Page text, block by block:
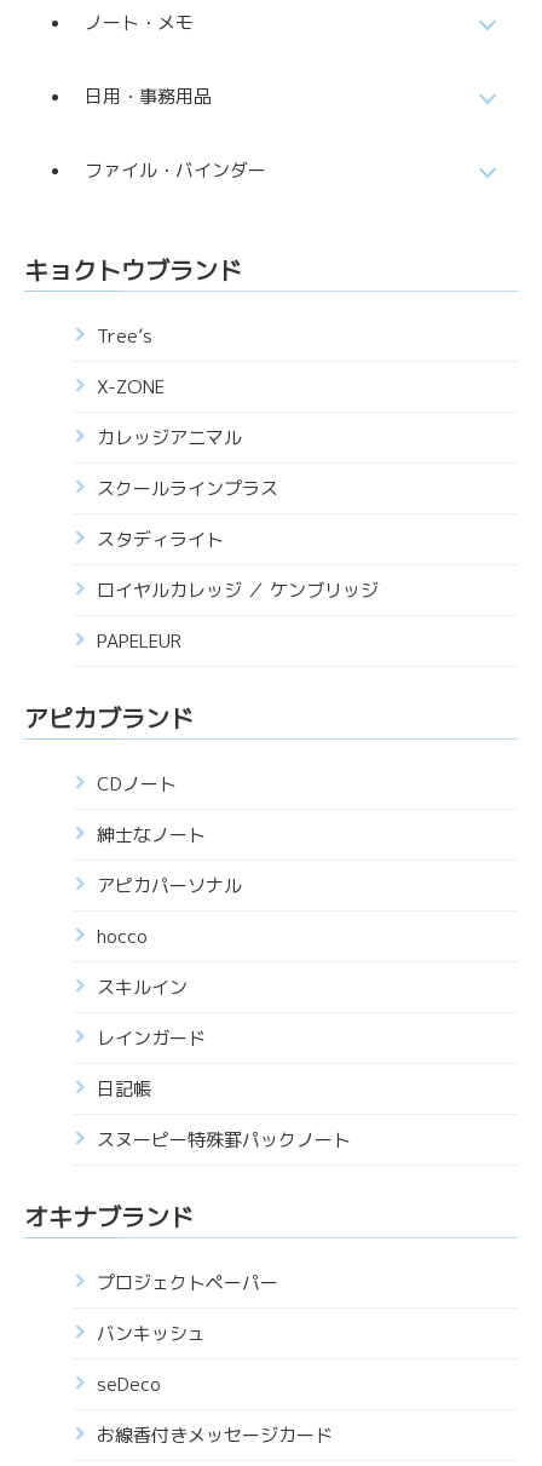
ノート・メモ
日用・事務用品
ファイル・バインダー
キョクトウブランド
Tree’s
X-ZONE
カレッジアニマル
スクールラインプラス
スタディライト
ロイヤルカレッジ ／ ケンブリッジ
PAPELEUR
アピカブランド
CDノート
紳士なノート
アピカパーソナル
hocco
スキルイン
レインガード
日記帳
スヌーピー特殊罫パックノート
オキナブランド
プロジェクトペーパー
バンキッシュ
seDeco
お線香付きメッセージカード